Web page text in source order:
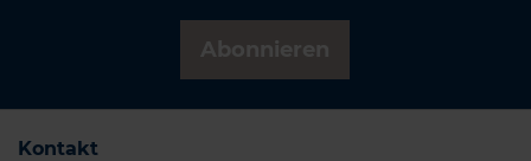
Kontakt